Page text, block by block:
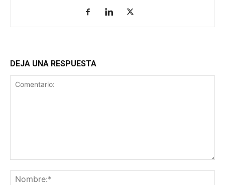
DEJA UNA RESPUESTA